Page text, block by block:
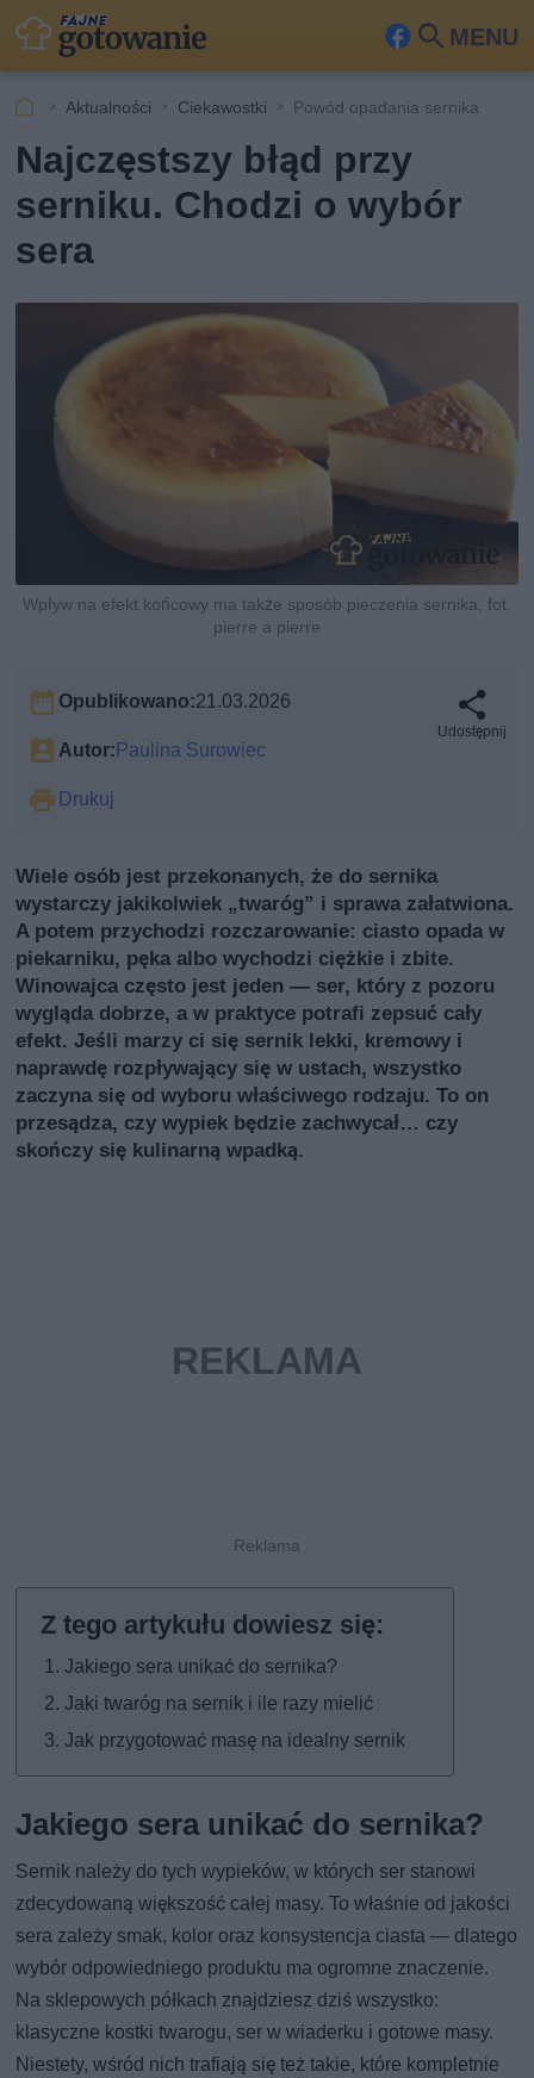
MENU
Fa
ook
Szu
Aktualności Ciekawostki Powód opadania sernika
Najczęstszy błąd przy
serniku. Chodzi o wybór
sera
Wpływ na efekt końcowy ma także sposób pieczenia sernika, fot.
pierre a pierre
Opublikowano:21.03.2026
Autor:Paulina Surowiec
Drukuj
Udostępnij
Wiele osób jest przekonanych, że do sernika
wystarczy jakikolwiek „twaróg” i sprawa załatwiona.
A potem przychodzi rozczarowanie: ciasto opada w
piekarniku, pęka albo wychodzi ciężkie i zbite.
Winowajca często jest jeden — ser, który z pozoru
wygląda dobrze, a w praktyce potrafi zepsuć cały
efekt. Jeśli marzy ci się sernik lekki, kremowy i
naprawdę rozpływający się w ustach, wszystko
zaczyna się od wyboru właściwego rodzaju. To on
przesądza, czy wypiek będzie zachwycał… czy
skończy się kulinarną wpadką.
Jakiego sera unikać do sernika?
Jaki twaróg na sernik i ile razy mielić
Jak przygotować masę na idealny sernik
Jakiego sera unikać do sernika?
Sernik należy do tych wypieków, w których ser stanowi
zdecydowaną większość całej masy. To właśnie od jakości
sera zależy smak, kolor oraz konsystencja ciasta — dlatego
wybór odpowiedniego produktu ma ogromne znaczenie.
Na sklepowych półkach znajdziesz dziś wszystko:
klasyczne kostki twarogu, ser w wiaderku i gotowe masy.
Niestety, wśród nich trafiają się też takie, które kompletnie